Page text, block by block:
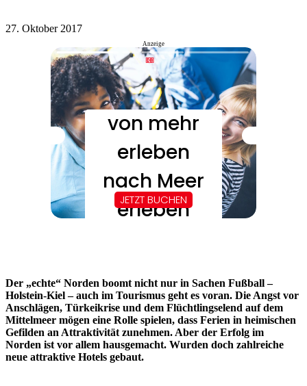
27. Oktober 2017
Anzeige
Der „echte“ Norden boomt nicht nur in Sachen Fußball –
Holstein-Kiel – auch im Tourismus geht es voran. Die Angst vor
Anschlägen, Türkeikrise und dem Flüchtlingselend auf dem
Mittelmeer mögen eine Rolle spielen, dass Ferien in heimischen
Gefilden an Attraktivität zunehmen. Aber der Erfolg im
Norden ist vor allem hausgemacht. Wurden doch zahlreiche
neue attraktive Hotels gebaut.